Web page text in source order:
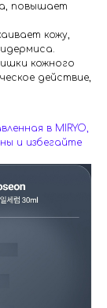
повышает
кожу,
кожного
действие,
в MIRYO,
и избегайте